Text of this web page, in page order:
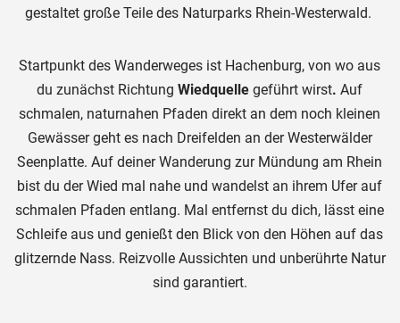
gestaltet große Teile des Naturparks Rhein-Westerwald.
Startpunkt des Wanderweges ist Hachenburg, von wo aus
du zunächst RichtungWiedquellegeführt wirst. Auf
schmalen, naturnahen Pfaden direkt an dem noch kleinen
Gewässer geht es nach Dreifelden an der Westerwälder
Seenplatte. Auf deiner Wanderung zur Mündung am Rhein
bist du der Wied mal nahe und wandelst an ihrem Ufer auf
schmalen Pfaden entlang. Mal entfernst du dich, lässt eine
Schleife aus und genießt den Blick von den Höhen auf das
glitzernde Nass. Reizvolle Aussichten und unberührte Natur
sind garantiert.